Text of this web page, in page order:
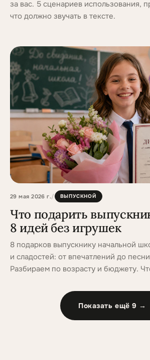
за вас. 5 сценариев использования,
что должно звучать в тексте.
29 мая 2026 г./ ВЫПУСКНОЙ
Что подарить
8 идей без игрушек
8 подарков выпускнику начальной
и сладостей: от впечатлений до
Разбираем по возрасту и бюджету.
Показать ещё9 →